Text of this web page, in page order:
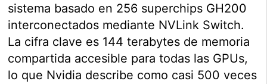
sistema basado en 256 superchips GH200
interconectados mediante NVLink Switch.
La cifra clave es 144 terabytes de memoria
compartida accesible para todas las GPUs,
lo que Nvidia describe como casi 500 veces